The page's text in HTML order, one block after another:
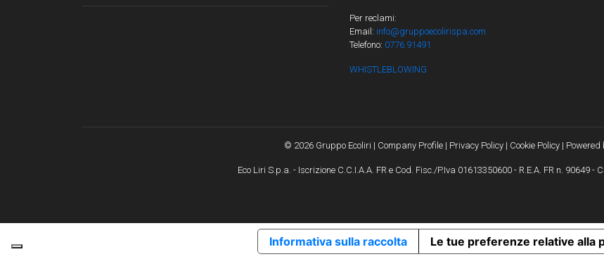
Per reclami:
Email: info@gruppoecolirispa.com
Telefono: 0776.91491
WHISTLEBLOWING
© 2026 Gruppo Ecoliri | Company Profile | Privacy Policy | Cookie Policy | Powered
Eco Liri S.p.a. - Iscrizione C.C.I.A.A. FR e Cod. Fisc./P.Iva 01613350600 - R.E.A. FR n. 90649 -
Informativa sulla raccolta Le tue preferenze relative alla